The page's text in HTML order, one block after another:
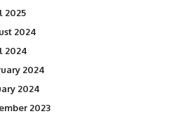
2025
2024
2024
2024
2024
2023